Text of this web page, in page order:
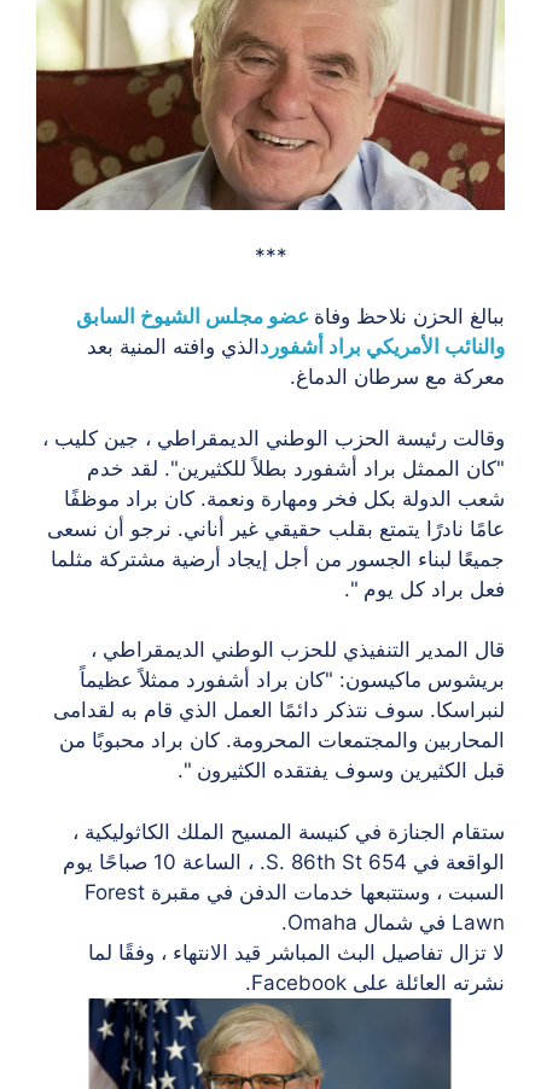
***
ببالغ الحزن نلاحظ وفاة عضو مجلس الشيوخ السابق
والنائب الأمريكي براد أشفورد الذي وافته المنية بعد
معركة مع سرطان الدماغ.
وقالت رئيسة الحزب الوطني الديمقراطي ، جين كليب ،
"كان الممثل براد أشفورد بطلاً للكثيرين". لقد خدم
شعب الدولة بكل فخر ومهارة ونعمة. كان براد موظفًا
عامًا نادرًا يتمتع بقلب حقيقي غير أناني. نرجو أن نسعى
جميعًا لبناء الجسور من أجل إيجاد أرضية مشتركة مثلما
فعل براد كل يوم ".
قال المدير التنفيذي للحزب الوطني الديمقراطي ،
بريشوس ماكيسون: "كان براد أشفورد ممثلاً عظيماً
لنبراسكا. سوف نتذكر دائمًا العمل الذي قام به لقدامى
المحاربين والمجتمعات المحرومة. كان براد محبوبًا من
قبل الكثيرين وسوف يفتقده الكثيرون ".
ستقام الجنازة في كنيسة المسيح الملك الكاثوليكية ،
الواقعة في 654 S. 86th St. ، الساعة 10 صباحًا يوم
السبت ، وستتبعها خدمات الدفن في مقبرة Forest
Lawn في شمال Omaha.
لا تزال تفاصيل البث المباشر قيد الانتهاء ، وفقًا لما
نشرته العائلة على Facebook.